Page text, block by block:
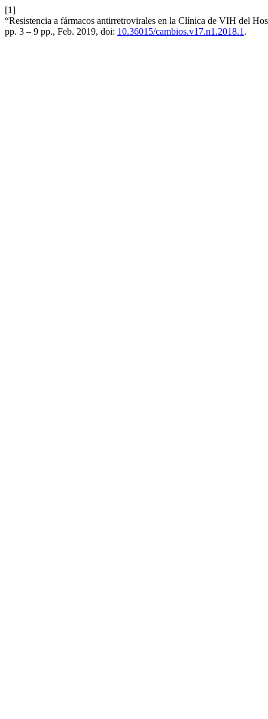
[1]
“Resistencia a fármacos antirretrovirales en la Clínica de VIH del
pp. 3 – 9 pp., Feb. 2019, doi: 10.36015/cambios.v17.n1.2018.1 .